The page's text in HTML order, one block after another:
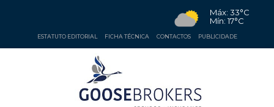
Máx: 33°C
Mín: 17°C
ESTATUTO EDITORIAL FICHA TÉCNICA CONTACTOS PUBLICIDADE